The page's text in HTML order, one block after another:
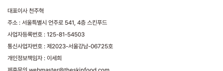
대표이사 천주혁
주소 : 서울특별시 언주로 541, 4층 스킨푸드
사업자등록번호 : 125-81-54503
통신사업자번호 : 제2023-서울강남-06725호
개인정보책임자 : 이세희